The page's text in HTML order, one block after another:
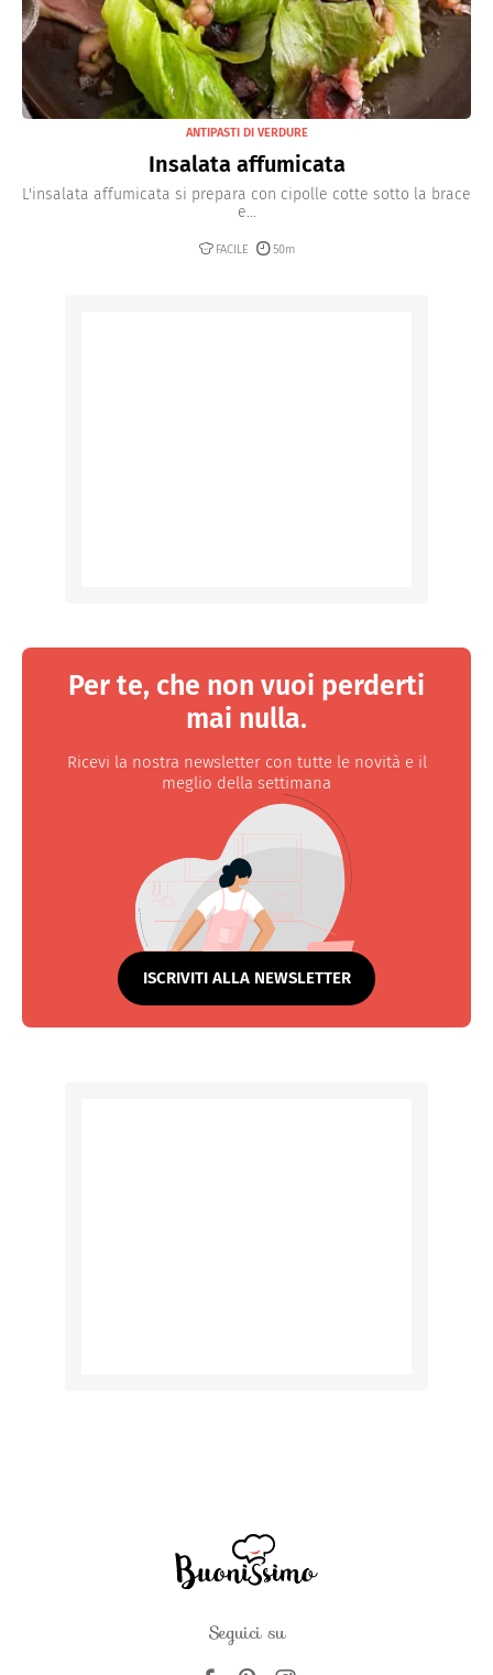
ANTIPASTI DI VERDURE
Insalata affumicata
L'insalata affumicata si prepara con cipolle cotte sotto la brace
e...
FACILE 50m
Per te, che non vuoi perderti
mai nulla.
Ricevi la nostra newsletter con tutte le novità e il
meglio della settimana
ISCRIVITI ALLA NEWSLETTER
Seguici su